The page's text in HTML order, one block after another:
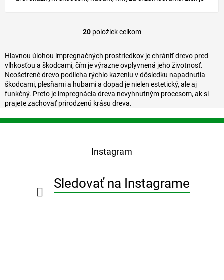
O
l
á
d
a
c
i
p
k
y
ý
p
20položiek celkom
Hlavnou úlohou impregnačných prostriedkov je chrániť drevo pred
vlhkosťou a škodcami, čím je výrazne ovplyvnená jeho životnosť.
Neošetrené drevo podlieha rýchlo kazeniu v dôsledku napadnutia
škodcami, plesňami a hubami a dopad je nielen estetický, ale aj
funkčný. Preto je impregnácia dreva nevyhnutným procesom, ak si
prajete zachovať prirodzenú krásu dreva.
Z
Instagram
Sledovať na Instagrame